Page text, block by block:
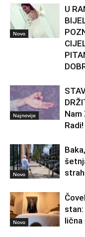
Novo
U
Najnovije
Nam
Radi!
Novo
Novo
lična